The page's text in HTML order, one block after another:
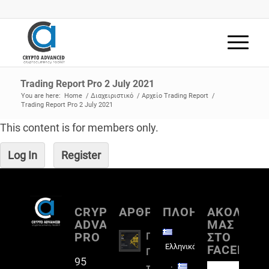
Trading Report Pro 2 July 2021
You are here: Home / Διαχειριστικό / Αρχείο Trading Report /
Trading Report Pro 2 July 2021
This content is for members only.
Log In Register
CRYPTO
ADVANCED
PRO
95
ΑΡΘΡΟΓΡΑΦΙΑ
Πλήρη
Παρουσίαση
ΠΛΟΗΓΗΣΗ
Ελληνικά
ΜΑΣ
ΣΤΟ